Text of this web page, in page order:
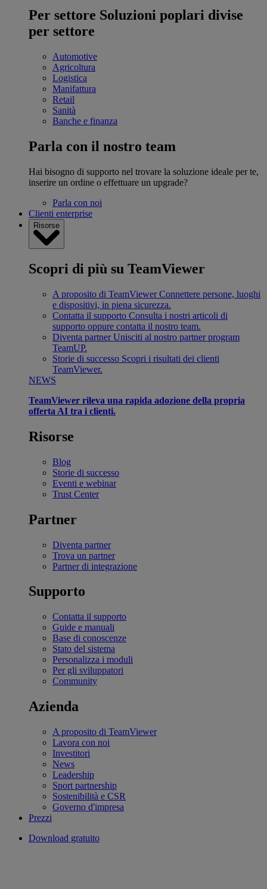
Per settore Soluzioni poplari divise
per settore
Automotive
Agricoltura
Logistica
Manifattura
Retail
Sanità
Banche e finanza
Parla con il nostro team
Hai bisogno di supporto nel trovare la soluzione ideale per te,
inserire un ordine o effettuare un upgrade?
Parla con noi
Clienti enterprise
Risorse
Scopri di più su TeamViewer
A proposito di TeamViewer Connettere persone, luoghi
e dispositivi, in piena sicurezza.
Contatta il supporto Consulta i nostri articoli di
supporto oppure contatta il nostro team.
Diventa partner Unisciti al nostro partner program
TeamUP.
Storie di successo Scopri i risultati dei clienti
TeamViewer.
NEWS
TeamViewer rileva una rapida adozione della propria
offerta AI tra i clienti.
Risorse
Blog
Storie di successo
Eventi e webinar
Trust Center
Partner
Diventa partner
Trova un partner
Partner di integrazione
Supporto
Contatta il supporto
Guide e manuali
Base di conoscenze
Stato del sistema
Personalizza i moduli
Per gli sviluppatori
Community
Azienda
A proposito di TeamViewer
Lavora con noi
Investitori
News
Leadership
Sport partnership
Sostenibilità e CSR
Governo d'impresa
Prezzi
Download gratuito